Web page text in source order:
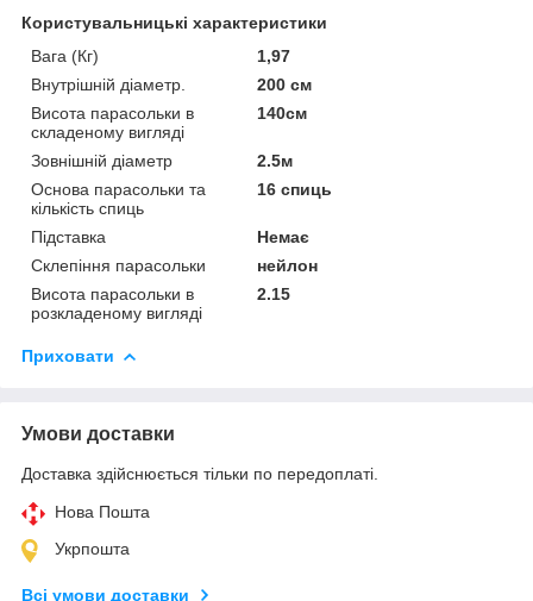
Користувальницькі характеристики
Вага (Кг)
1,97
Внутрішній діаметр.
200 см
Висота парасольки в
складеному вигляді
140см
Зовнішній діаметр
2.5м
Основа парасольки та
кількість спиць
16 спиць
Підставка
Немає
Склепіння парасольки
нейлон
Висота парасольки в
розкладеному вигляді
2.15
Приховати
Умови доставки
Доставка здійснюється тільки по передоплаті.
Нова Пошта
Укрпошта
Всі умови доставки